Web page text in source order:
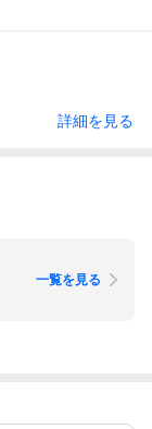
詳細を見る
一覧を見る